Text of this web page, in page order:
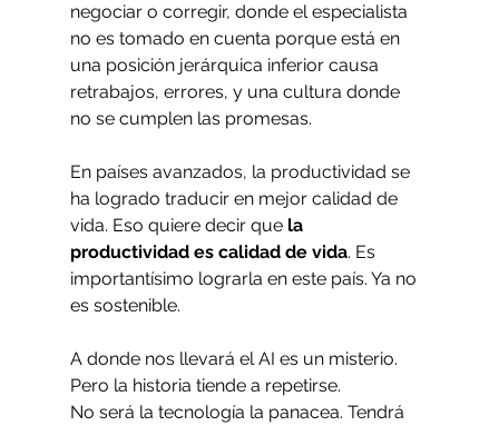
negociar o corregir, donde el especialista
no es tomado en cuenta porque está en
una posición jerárquica inferior causa
retrabajos, errores, y una cultura donde
no se cumplen las promesas.
En países avanzados, la productividad se
ha logrado traducir en mejor calidad de
vida. Eso quiere decir que la
productividad es calidad de vida. Es
importantísimo lograrla en este país. Ya no
es sostenible.
A donde nos llevará el AI es un misterio.
Pero la historia tiende a repetirse.
No será la tecnología la panacea. Tendrá